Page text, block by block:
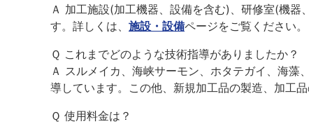
Ａ 加工施設(加工機器、設備を含む)、研修室(機
す。詳しくは、 施設・設備ページをご覧ください。
Ｑ これまでどのような技術指導がありましたか？
Ａ スルメイカ、海峡サーモン、ホタテガイ、海
導しています。この他、新規加工品の製造、加工
Ｑ 使用料金は？